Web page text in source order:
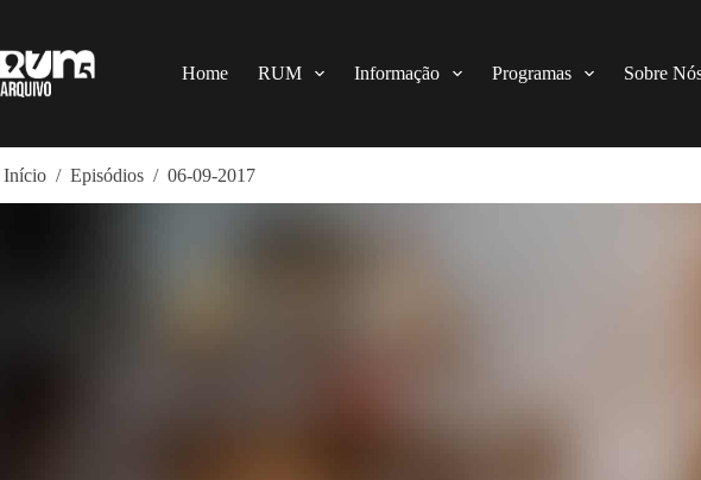
o
conteúdo
Home RUM Informação Programas Sobre
Início / Episódios / 06-09-2017